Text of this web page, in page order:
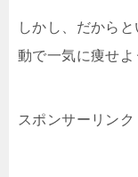
しかし、だから
動で一気に痩せよ
スポンサーリンク